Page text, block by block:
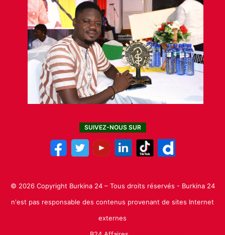
SUIVEZ-NOUS SUR
© 2026 Copyright Burkina 24 – Tous droits réservés - Burkina 24
n'est pas responsable des contenus provenant de sites Internet
externes